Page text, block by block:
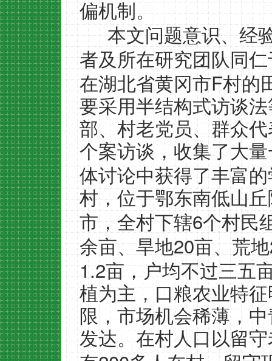
偏机制。
本文问题意识、经
者及所在研究团队同仁
在湖北省黄冈市F村的
要采用半结构式访谈
部、村老党员、群众
个案访谈，收集了大
体讨论中获得了丰富
村，位于鄂东南低山
市，全村下辖6个村民
余亩、旱地20亩、荒地
1.2亩，户均不过三五
植为主，口粮农业特
限，市场机会稀薄，
发达。在村人口以留